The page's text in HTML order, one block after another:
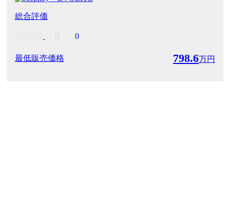
総合評価
0
最低販売価格 798.6万円